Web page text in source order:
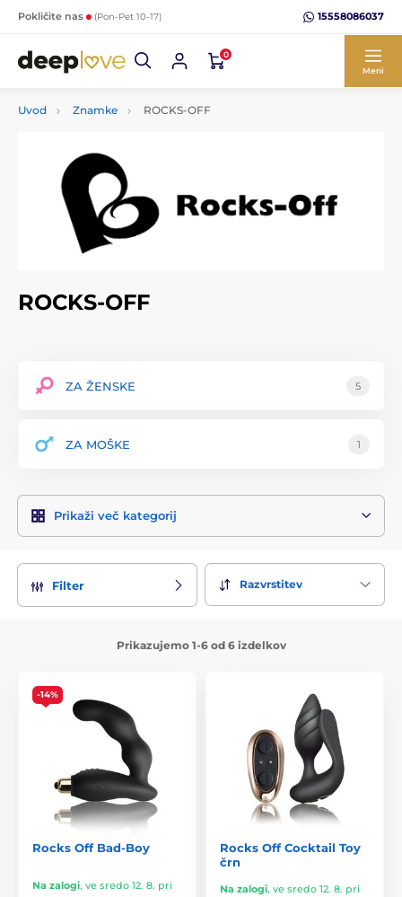
Pokličite nas (Pon-Pet 10-17) 15558086037
0
Meni
Uvod Znamke ROCKS-OFF
ROCKS-OFF
ZA ŽENSKE 5
ZA MOŠKE 1
Prikaži več kategorij
Filter Razvrstitev
Prikazujemo 1-6 od 6 izdelkov
-14%
Rocks Off Bad-Boy
Na zalogi, ve sredo 12. 8. pri
Rocks Off Cocktail Toy
črn
Na zalogi, ve sredo 12. 8. pri